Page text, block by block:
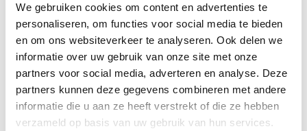
We gebruiken cookies om content en advertenties te
personaliseren, om functies voor social media te bieden
en om ons websiteverkeer te analyseren. Ook delen we
informatie over uw gebruik van onze site met onze
partners voor social media, adverteren en analyse. Deze
partners kunnen deze gegevens combineren met andere
informatie die u aan ze heeft verstrekt of die ze hebben
verzameld op basis van uw gebruik van hun services.
BeSmart
Amsterdam
BeSmart Vermogensbeheer is in 2015 ontstaan vanuit de
overtuiging dat vermogensbeheer slimmer en
klantgerichter kan. BeSmart is gevestigd in Amsterdam en
biedt duurzaam vermogensbeheer aan in ETF’s voor
particulieren en ondernemers. Tevens bieden ze de
mogelijkheid tot het beheer van opbouwende en